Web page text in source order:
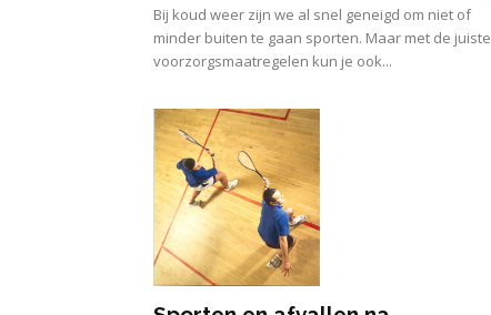
Bij koud weer zijn we al snel geneigd om niet of
minder buiten te gaan sporten. Maar met de juiste
voorzorgsmaatregelen kun je ook...